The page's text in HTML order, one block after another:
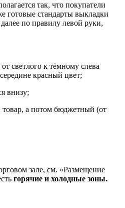
так, что покупатели
готовые стандарты выкладки
по правилу левой руки,
светлого к тёмному слева
красный цвет;
внизу;
а потом бюджетный (от
зале, см. «Размещение
горячие и холодные зоны.